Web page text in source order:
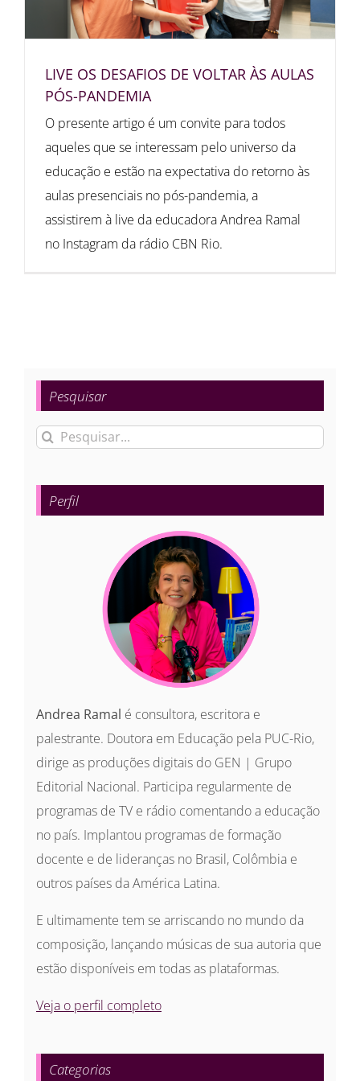
LIVE OS DESAFIOS DE VOLTAR ÀS AULAS
PÓS-PANDEMIA
O presente artigo é um convite para todos
aqueles que se interessam pelo universo da
educação e estão na expectativa do retorno às
aulas presenciais no pós-pandemia, a
assistirem à live da educadora Andrea Ramal
no Instagram da rádio CBN Rio.
Pesquisar
Buscar
para:
Perfil
Andrea Ramal é consultora, escritora e
palestrante. Doutora em Educação pela PUC-Rio,
dirige as produções digitais do GEN | Grupo
Editorial Nacional. Participa regularmente de
programas de TV e rádio comentando a educação
no país. Implantou programas de formação
docente e de lideranças no Brasil, Colômbia e
outros países da América Latina.
E ultimamente tem se arriscando no mundo da
composição, lançando músicas de sua autoria que
estão disponíveis em todas as plataformas.
Veja o perfil completo
Categorias